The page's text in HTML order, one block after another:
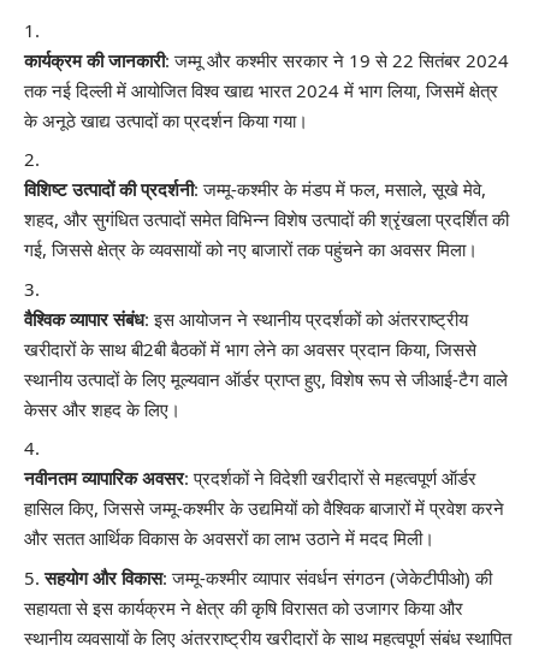
कार्यक्रम की जानकारी: जम्मू और कश्मीर सरकार ने 19 से 22 सितंबर 2024
तक नई दिल्ली में आयोजित विश्व खाद्य भारत 2024 में भाग लिया, जिसमें क्षेत्र
के अनूठे खाद्य उत्पादों का प्रदर्शन किया गया।
विशिष्ट उत्पादों की प्रदर्शनी: जम्मू-कश्मीर के मंडप में फल, मसाले, सूखे मेवे,
शहद, और सुगंधित उत्पादों समेत विभिन्न विशेष उत्पादों की श्रृंखला प्रदर्शित की
गई, जिससे क्षेत्र के व्यवसायों को नए बाजारों तक पहुंचने का अवसर मिला।
वैश्विक व्यापार संबंध: इस आयोजन ने स्थानीय प्रदर्शकों को अंतरराष्ट्रीय
खरीदारों के साथ बी2बी बैठकों में भाग लेने का अवसर प्रदान किया, जिससे
स्थानीय उत्पादों के लिए मूल्यवान ऑर्डर प्राप्त हुए, विशेष रूप से जीआई-टैग वाले
केसर और शहद के लिए।
नवीनतम व्यापारिक अवसर: प्रदर्शकों ने विदेशी खरीदारों से महत्वपूर्ण ऑर्डर
हासिल किए, जिससे जम्मू-कश्मीर के उद्यमियों को वैश्विक बाजारों में प्रवेश करने
और सतत आर्थिक विकास के अवसरों का लाभ उठाने में मदद मिली।
सहयोग और विकास: जम्मू-कश्मीर व्यापार संवर्धन संगठन (जेकेटीपीओ) की
सहायता से इस कार्यक्रम ने क्षेत्र की कृषि विरासत को उजागर किया और
स्थानीय व्यवसायों के लिए अंतरराष्ट्रीय खरीदारों के साथ महत्वपूर्ण संबंध स्थापित